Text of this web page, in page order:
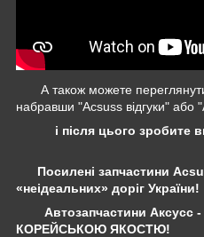
А також можете переглянути
набравши "Acsuss відгуки" або
і після цього зробите
Посилені запчастини
«неідеальних» доріг України!
Автозапчастини
КОРЕЙСЬКОЮ ЯКОСТЮ!